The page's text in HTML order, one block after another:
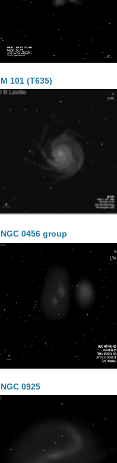
M 101 (T635)
NGC 0456 group
NGC 0925